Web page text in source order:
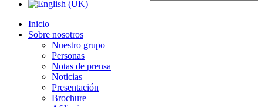
Inicio
Sobre nosotros
Nuestro grupo
Personas
Notas de prensa
Noticias
Presentación
Brochure